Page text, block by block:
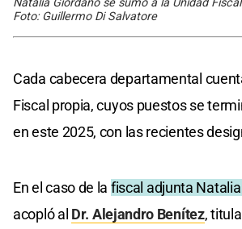
Foto: Guillermo Di Salvatore
Cada cabecera departamental
Fiscal propia, cuyos puestos se
en este 2025, con las recientes
En el caso de la fiscal adjunta
acopló al Dr. Alejandro Benítez,